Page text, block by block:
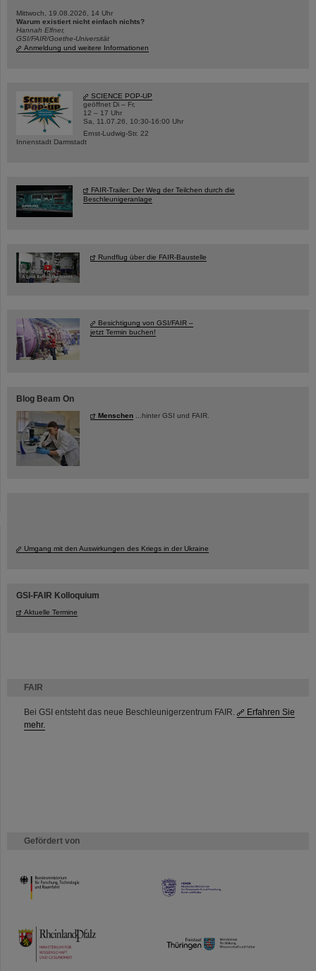
FAIR
Bei GSI entsteht das neue Beschleunigerzentrum FAIR.
Erfahren Sie
mehr.
Gefördert von
HMWK
TMWWDG
Mittwoch, 19.08.2026, 14 Uhr
Warum existiert nicht einfach nichts?
Hannah Elfner,
GSI/FAIR/Goethe-Universität
Anmeldung und weitere Informationen
SCIENCE POP-UP
geöffnet Di – Fr,
12 – 17 Uhr
Sa, 11.07.26, 10:30-16:00 Uhr
Ernst-Ludwig-Str. 22
Innenstadt Darmstadt
FAIR-Trailer: Der Weg der Teilchen durch die
Beschleunigeranlage
Rundflug über die FAIR-Baustelle
Besichtigung von GSI/FAIR –
jetzt Termin buchen!
Blog Beam On
Menschen ...hinter GSI und FAIR.
Umgang mit den Auswirkungen des Kriegs in der Ukraine
GSI-FAIR Kolloquium
Aktuelle Termine